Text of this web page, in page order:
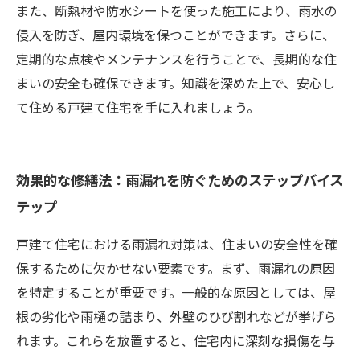
また、断熱材や防水シートを使った施工により、雨水の
侵入を防ぎ、屋内環境を保つことができます。さらに、
定期的な点検やメンテナンスを行うことで、長期的な住
まいの安全も確保できます。知識を深めた上で、安心し
て住める戸建て住宅を手に入れましょう。
効果的な修繕法：雨漏れを防ぐためのステップバイス
テップ
戸建て住宅における雨漏れ対策は、住まいの安全性を確
保するために欠かせない要素です。まず、雨漏れの原因
を特定することが重要です。一般的な原因としては、屋
根の劣化や雨樋の詰まり、外壁のひび割れなどが挙げら
れます。これらを放置すると、住宅内に深刻な損傷を与